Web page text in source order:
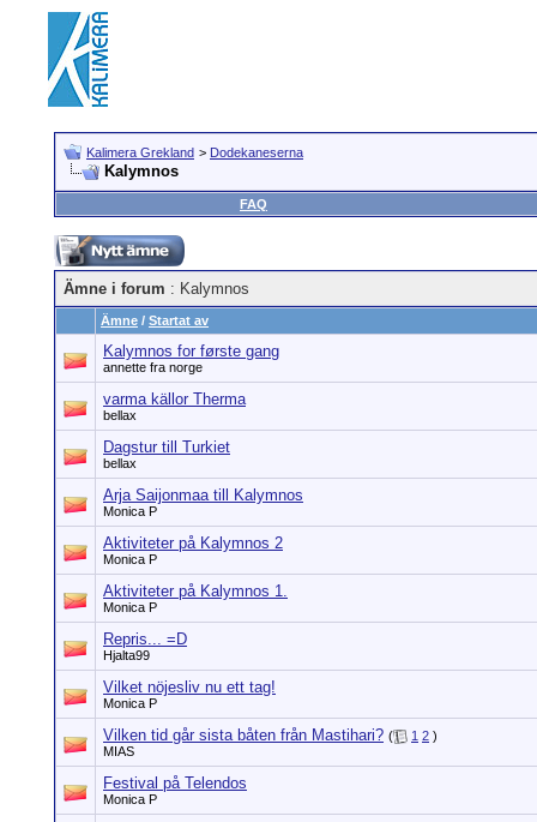
Kalimera Grekland > Dodekaneserna
Kalymnos
FAQ
Ämne i forum : Kalymnos
Ämne / Startat av
Kalymnos for første gang
annette fra norge
varma källor Therma
bellax
Dagstur till Turkiet
bellax
Arja Saijonmaa till Kalymnos
Monica P
Aktiviteter på Kalymnos 2
Monica P
Aktiviteter på Kalymnos 1.
Monica P
Repris... =D
Hjalta99
Vilket nöjesliv nu ett tag!
Monica P
Vilken tid går sista båten från Mastihari? ( 1 2 )
MIAS
Festival på Telendos
Monica P